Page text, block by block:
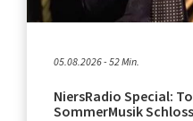
05.08.2026 - 52 Min.
NiersRadio Special:
SommerMusik